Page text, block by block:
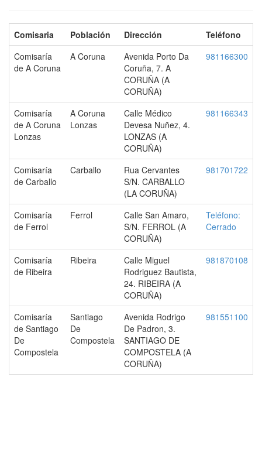
Comisaria Población Dirección
Teléfono
Comisaría
de A Coruna
A Coruna
Avenida Porto Da
Coruña, 7. A
CORUÑA (A
CORUÑA)
981166300
Comisaría
de A Coruna
Lonzas
A Coruna
Lonzas
Calle Médico
Devesa Nuñez, 4.
LONZAS (A
CORUÑA)
981166343
Comisaría
de Carballo
Carballo
Rua Cervantes
S/N. CARBALLO
(LA CORUÑA)
981701722
Comisaría
de Ferrol
Ferrol
Calle San Amaro,
S/N. FERROL (A
CORUÑA)
Teléfono:
Cerrado
Comisaría
de Ribeira
Ribeira
Calle Miguel
Rodriguez Bautista,
24. RIBEIRA (A
CORUÑA)
981870108
Comisaría
de Santiago
De
Compostela
Santiago
De
Compostela
Avenida Rodrigo
De Padron, 3.
SANTIAGO DE
COMPOSTELA (A
CORUÑA)
981551100